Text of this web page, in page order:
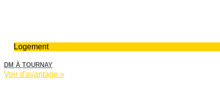
Logement
DM À TOURNAY
Voir d'avantage »